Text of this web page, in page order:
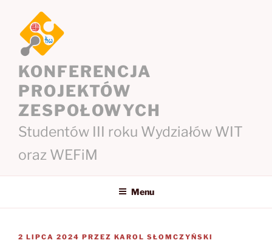
treści
KONFERENCJA
PROJEKTÓW
ZESPOŁOWYCH
Studentów III roku Wydziałów WIT
oraz WEFiM
Menu
OPUBLIKOWANE
2 LIPCA 2024 PRZEZ KAROL SŁOMCZYŃSKI